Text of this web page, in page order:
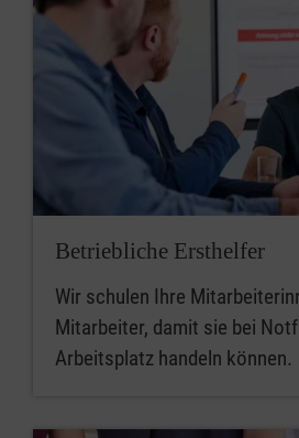
Betriebliche Ersthelfer
Wir schulen Ihre
Mitarbeiter, damit sie bei
Arbeitsplatz handeln können.